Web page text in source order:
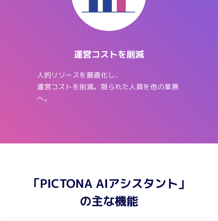
運営コストを削減
人的リソースを最適化し、
運営コストを削減。限られた人員を他の業務
へ。
「PICTONA AIアシスタント」
の主な機能